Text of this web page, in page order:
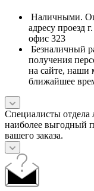
Наличными.
адресу проезд
офис 323
Безналичный
получения
на сайте, наши
ближайшее
Специалисты отдела
наиболее выгодный
вашего заказа.